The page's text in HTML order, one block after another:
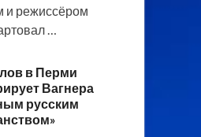
и режиссёром
…
в Перми
Вагнера
русским